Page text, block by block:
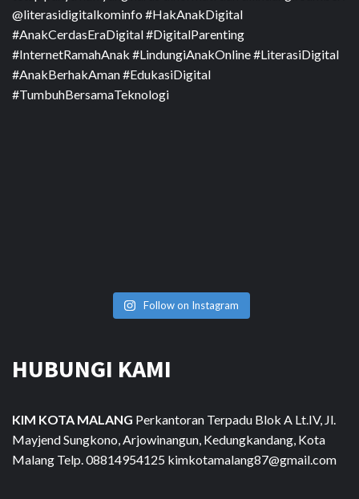
Follow on Instagram
HUBUNGI KAMI
KIM KOTA MALANG Perkantoran Terpadu Blok A Lt.IV, Jl.
Mayjend Sungkono, Arjowinangun, Kedungkandang, Kota
Malang Telp. 08814954125 kimkotamalang87@gmail.com